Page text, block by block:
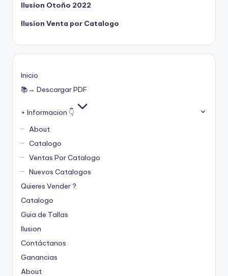
Ilusion Otoño 2022
Ilusion Venta por Catalogo
Inicio
📚→ Descargar PDF
+ Informacion 👇
About
Catalogo
Ventas Por Catalogo
Nuevos Catalogos
Quieres Vender ?
Catalogo
Guia de Tallas
Ilusion
Contáctanos
Ganancias
About